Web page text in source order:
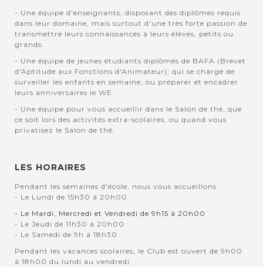
- Une équipe d'enseignants, disposant des diplômes requis
dans leur domaine, mais surtout d'une très forte passion de
transmettre leurs connaissances à leurs élèves, petits ou
grands.
- Une équipe de jeunes étudiants diplômés de BAFA (Brevet
d'Aptitude aux Fonctions d'Animateur); qui se charge de
surveiller les enfants en semaine, ou préparer et encadrer
leurs anniversaires le WE.
- Une équipe pour vous accueillir dans le Salon de thé, que
ce soit lors des activités extra-scolaires, ou quand vous
privatisez le Salon de thé.
LES HORAIRES
Pendant les semaines d'école, nous vous accueillons :
- Le Lundi de 15h30 à 20h00
- Le Mardi, Mercredi et Vendredi de 9h15 à 20h00
- Le Jeudi de 11h30 à 20h00
- Le Samedi de 9h à 18h30
Pendant les vacances scolaires, le Club est ouvert de 9h00
à 18h00 du lundi au vendredi.